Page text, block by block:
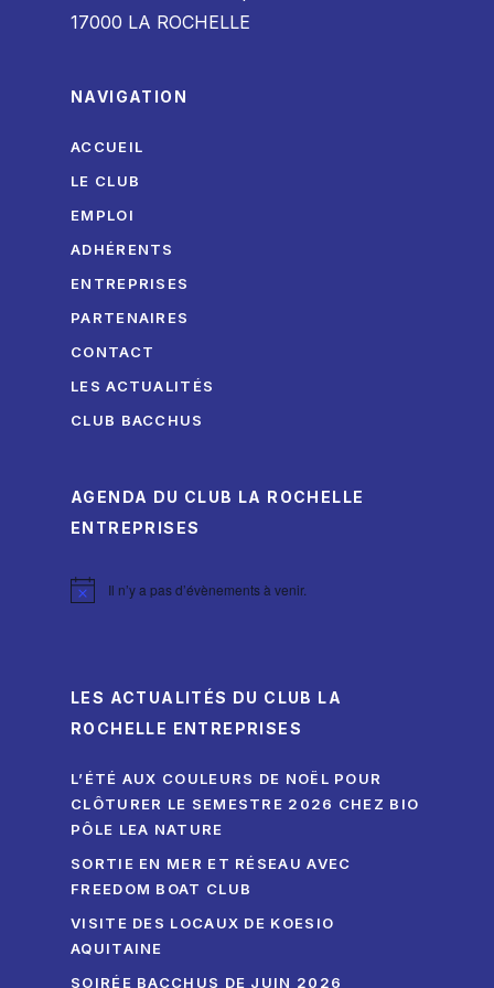
17000 LA ROCHELLE
NAVIGATION
ACCUEIL
LE CLUB
EMPLOI
ADHÉRENTS
ENTREPRISES
PARTENAIRES
CONTACT
LES ACTUALITÉS
CLUB BACCHUS
AGENDA DU CLUB LA ROCHELLE
ENTREPRISES
Notice Il n’y a pas d’évènements à venir.
LES ACTUALITÉS DU CLUB LA
ROCHELLE ENTREPRISES
L’ÉTÉ AUX COULEURS DE NOËL POUR
CLÔTURER LE SEMESTRE 2026 CHEZ BIO
PÔLE LEA NATURE
SORTIE EN MER ET RÉSEAU AVEC
FREEDOM BOAT CLUB
VISITE DES LOCAUX DE KOESIO
AQUITAINE
SOIRÉE BACCHUS DE JUIN 2026